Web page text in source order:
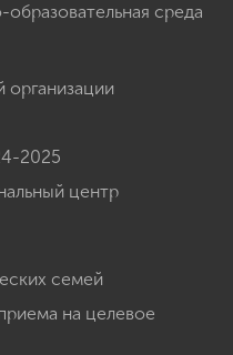
среда
организации
2025
центр
семей
на целевое